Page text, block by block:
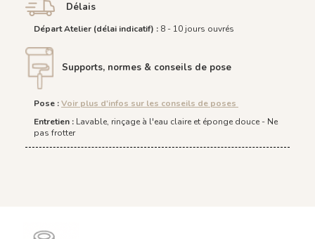
Délais
Départ Atelier (délai indicatif) : 8 - 10 jours ouvrés
Supports, normes & conseils de pose
Pose :Voir plus d'infos sur les conseils de poses
Entretien : Lavable, rinçage à l'eau claire et éponge douce - Ne
pas frotter